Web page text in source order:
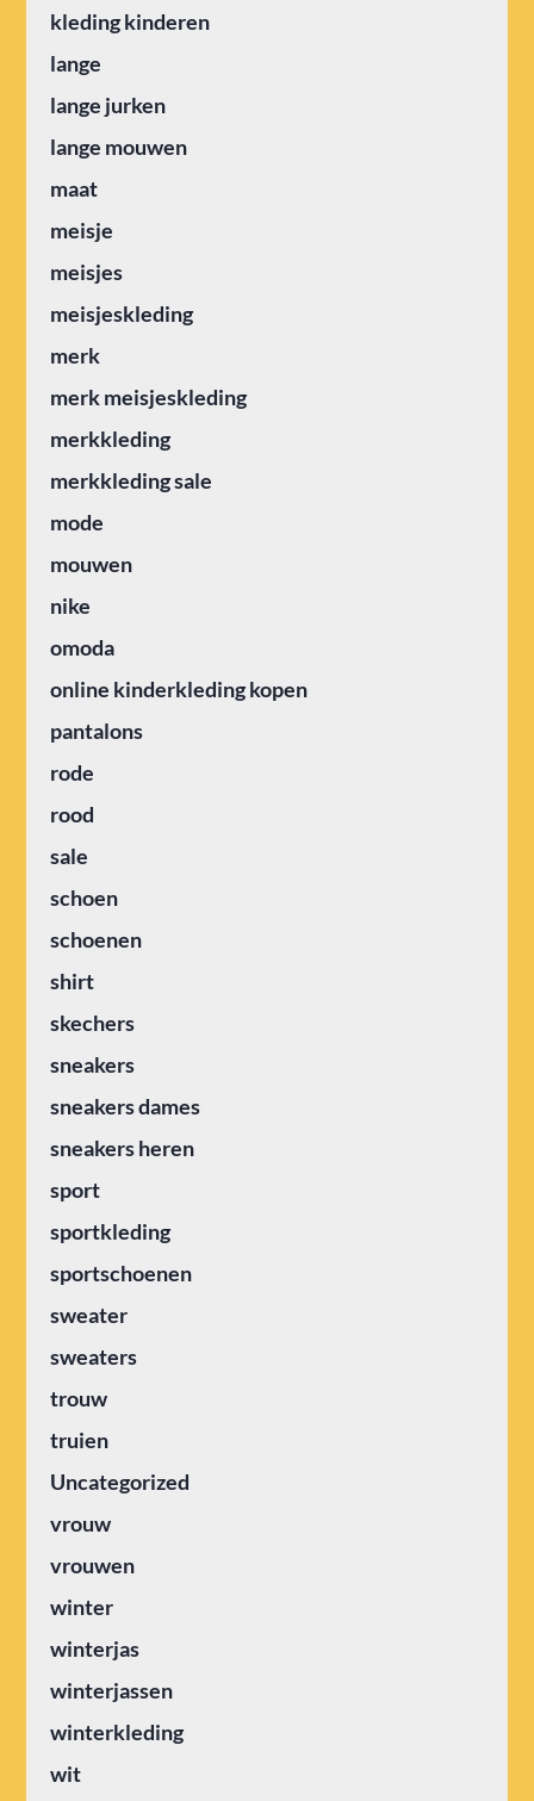
kleding kinderen
lange
lange jurken
lange mouwen
maat
meisje
meisjes
meisjeskleding
merk
merk meisjeskleding
merkkleding
merkkleding sale
mode
mouwen
nike
omoda
online kinderkleding kopen
pantalons
rode
rood
sale
schoen
schoenen
shirt
skechers
sneakers
sneakers dames
sneakers heren
sport
sportkleding
sportschoenen
sweater
sweaters
trouw
truien
Uncategorized
vrouw
vrouwen
winter
winterjas
winterjassen
winterkleding
wit